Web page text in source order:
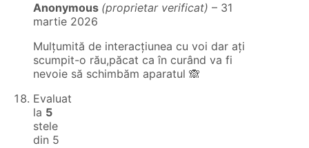
Anonymous (proprietar verificat) – 31
martie 2026
Mulțumită de interacțiunea cu voi dar ați
scumpit-o rău,păcat ca în curând va fi
nevoie să schimbăm aparatul 🙈
Evaluat
la 5
stele
din 5